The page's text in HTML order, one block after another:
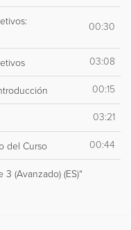
00:30
03:08
00:15
03:21
del Curso 00:44
(Avanzado) (ES)“